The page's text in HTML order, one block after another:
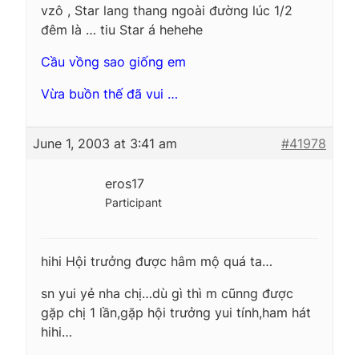
vzô , Star lang thang ngoài đường lúc 1/2
đêm là … tiu Star á hehehe
Cầu vồng sao giống em
Vừa buồn thế đã vui …
June 1, 2003 at 3:41 am #41978
eros17
Participant
hihi Hội trưởng được hâm mộ quá ta…
sn yui yẻ nha chị…dù gì thì m cũnng được
gặp chị 1 lần,gặp hội trưởng yui tính,ham hát
hihi…